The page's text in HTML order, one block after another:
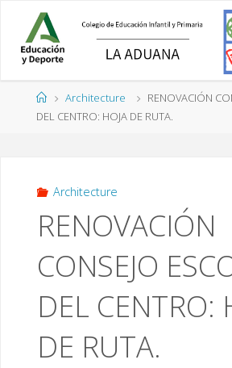
contenido
Página
de
Architecture
RENOVACIÓN
DEL CENTRO: HOJA DE RUTA.
Architecture
RENOVACIÓN
CONSEJO
DEL CENTRO:
DE RUTA.